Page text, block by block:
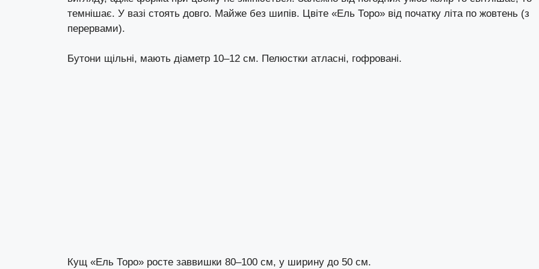
темнішає. У вазі стоять довго. Майже без шипів. Цвіте «Ель Торо» від початку літа по жовтень (з
перервами).
Бутони щільні, мають діаметр 10–12 см. Пелюстки атласні, гофровані.
Кущ «Ель Торо» росте заввишки 80–100 см, у ширину до 50 см.